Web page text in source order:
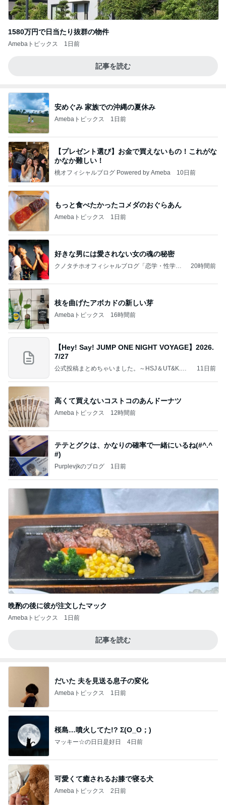
1580万円で日当たり抜群の物件
Amebaトピックス 1日前
記事を読む
安めぐみ 家族での沖縄の夏休み
Amebaトピックス 1日前
【プレゼント選び】お金で買えないもの！これがな
かなか難しい！
桃オフィシャルブログ Powered by Ameba 10日前
もっと食べたかったコメダのおぐらあん
Amebaトピックス 1日前
好きな男には愛されない女の魂の秘密
クノタチホオフィシャルブログ「恋学・性学研
20時間前
枝を曲げたアボカドの新しい芽
Amebaトピックス 16時間前
【Hey! Say! JUMP ONE NIGHT VOYAGE】2026.
7/27
公式投稿まとめちゃいました。～HSJ＆UT&K.O.
11日前
高くて買えないコストコのあんドーナツ
Amebaトピックス 12時間前
テテとグクは、かなりの確率で一緒にいるね(#^.^
#)
Purplevjkのブログ 1日前
晩酌の後に彼が注文したマック
Amebaトピックス 1日前
記事を読む
だいた 夫を見送る息子の変化
Amebaトピックス 1日前
桜島…噴火してた!? Σ(O_O；)
マッキー☆の日日是好日 4日前
可愛くて癒されるお膝で寝る犬
Amebaトピックス 2日前